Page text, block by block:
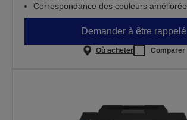
Correspondance des couleurs améliorée
Demander à être rappelé
Où acheter Comparer